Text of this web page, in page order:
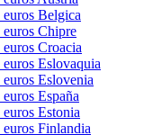
Belgica
Chipre
Croacia
Eslovaquia
Eslovenia
España
Estonia
Finlandia